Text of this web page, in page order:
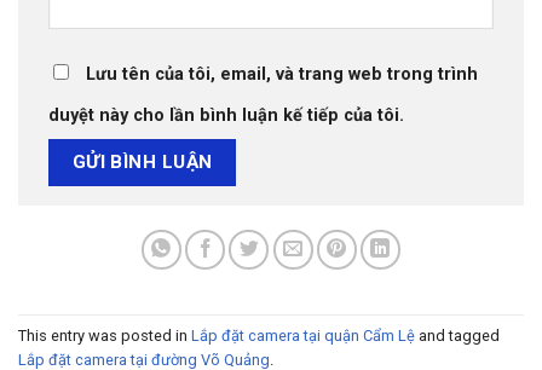
Lưu tên của tôi, email, và trang web trong trình
duyệt này cho lần bình luận kế tiếp của tôi.
This entry was posted in Lắp đặt camera tại quận Cẩm Lệ and tagged
Lắp đặt camera tại đường Võ Quảng